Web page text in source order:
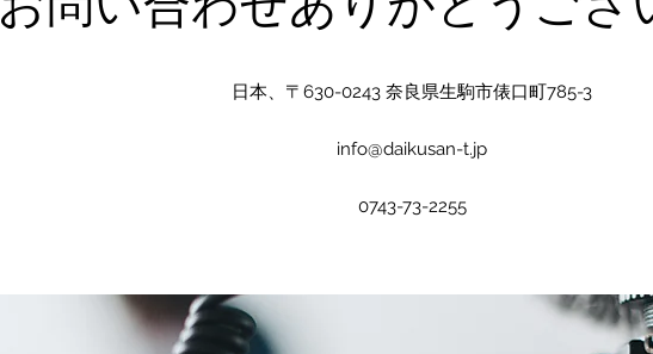
日本、〒630-0243 奈良県生駒市俵口町785-3
info@daikusan-t.jp
0743-73-2255